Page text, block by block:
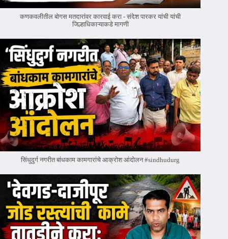
कणकवलीतील बोगस मतदारांवर‌ कारवाई करा - संदेश पारकर यांची यांची
जिल्हाधिकाऱ्याकडे मागणी
सिंधुदुर्ग नगरीत बांधकाम कामगारांचे आक्रोश आंदोलन #sindhudurg